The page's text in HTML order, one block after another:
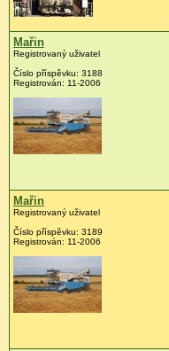
Mařin
Registrovaný uživatel
Číslo příspěvku: 3188
Registrován: 11-2006
Mařin
Registrovaný uživatel
Číslo příspěvku: 3189
Registrován: 11-2006